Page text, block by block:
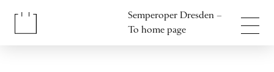
Semperoper Dresden –
To home page